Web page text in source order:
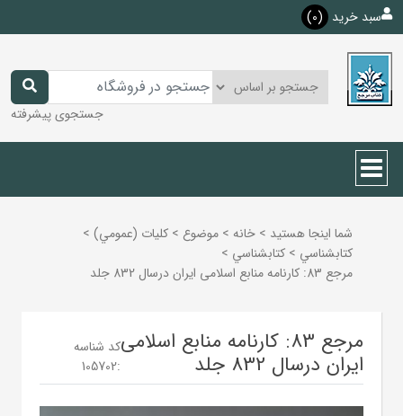
سبد خرید (0)
جستجوی پیشرفته
شما اینجا هستید > خانه > موضوع > كليات (عمومي) >
كتابشناسي > كتابشناسي >
مرجع 83: کارنامه منابع اسلامی ایران درسال 832 جلد
مرجع 83: کارنامه منابع اسلامی
ایران درسال 832 جلد
کد شناسه
:
105702